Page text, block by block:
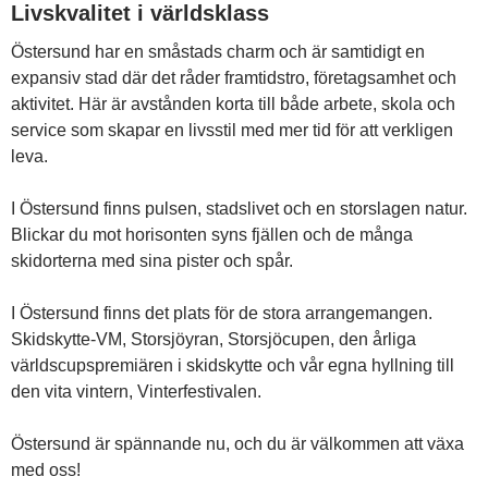
Livskvalitet i världsklass
Östersund har en småstads charm och är samtidigt en
expansiv stad där det råder framtidstro, företagsamhet och
aktivitet. Här är avstånden korta till både arbete, skola och
service som skapar en livsstil med mer tid för att verkligen
leva.
I Östersund finns pulsen, stadslivet och en storslagen natur.
Blickar du mot horisonten syns fjällen och de många
skidorterna med sina pister och spår.
I Östersund finns det plats för de stora arrangemangen.
Skidskytte-VM, Storsjöyran, Storsjöcupen, den årliga
världscupspremiären i skidskytte och vår egna hyllning till
den vita vintern, Vinterfestivalen.
Östersund är spännande nu, och du är välkommen att växa
med oss!